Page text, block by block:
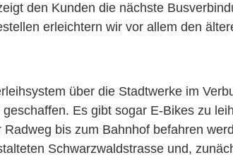
den Kunden die nächste
erleichtern wir vor allem den
über die Stadtwerke im
Es gibt sogar E-Bikes zu
bis zum Bahnhof befahren
Schwarzwaldstrasse und,